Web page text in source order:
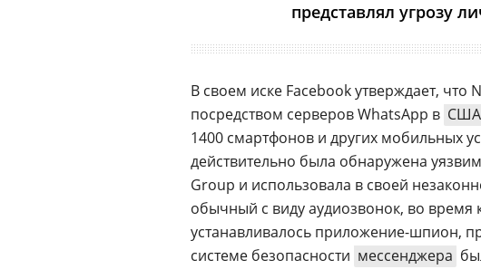
представлял угрозу
В своем иске Facebook утверждает, что
посредством серверов WhatsApp в США
1400 смартфонов и других мобильных
действительно была обнаружена
Group и использовала в своей
обычный с виду аудиозвонок, во
устанавливалось приложение-шпион,
системе безопасности мессенджера